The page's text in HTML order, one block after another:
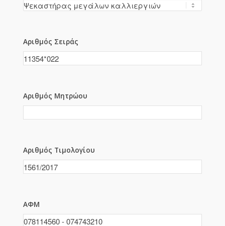
Αριθμός Σειράς
Αριθμός Μητρώου
Αριθμός Τιμολογίου
ΑΦΜ